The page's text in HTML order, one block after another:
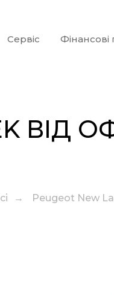
Сервіс Фінансові
ВІД
→ Peugeot New